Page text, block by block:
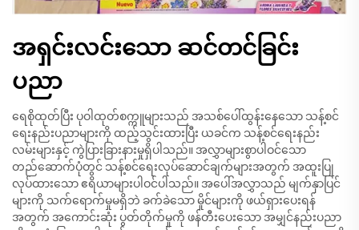
အရှင်းလင်းသော ဆင်တင်ခြင်း
ပညာ
ရေစိုထုတ်ပြီး ပုဝါထုတ်စက္ကူများသည် အသစ်ပေါ်ထွန်းနေသော သန့်စင်
ရေးနည်းပညာများကို ထည့်သွင်းထားပြီး ယခင်က သန့်စင်ရေးနည်း
လမ်းများနှင့် ကွဲပြားခြားနားမှုရှိပါသည်။ အလွှာများစွာပါဝင်သော
တည်ဆောက်ပုံတွင် သန့်စင်ရေးလုပ်ဆောင်ချက်များအတွက် အထူးပြု
လုပ်ထားသော ဧရိယာများပါဝင်ပါသည်။ အပေါ်အလွှာသည် မျက်နှာပြင်
များကို သက်ရောက်မှုမရှိဘဲ ခက်ခဲသော မှိုင်များကို ဖယ်ရှားပေးရန်
အတွက် အကောင်းဆုံး ပွတ်တိုက်မှုကို ဖန်တီးပေးသော အမျှင်နည်းပညာ